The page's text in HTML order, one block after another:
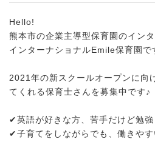
Hello!
熊本市の企業主導型保育園のイン
インターナショナルEmile保育園で
2021年の新スクールオープンに向
てくれる保育士さんを募集中です♪
✔︎英語が好きな方、苦手だけど勉
✔︎子育てをしながらでも、働きやす